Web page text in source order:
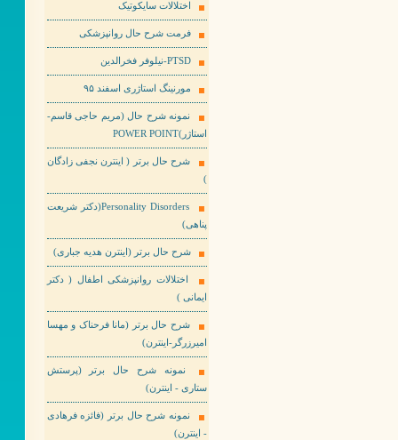
اختلالات سایکوتیک
فرمت شرح حال روانپزشکی
PTSD-نیلوفر فخرالدین
مورنینگ استاژری اسفند ۹۵
نمونه شرح حال (مریم حاجی قاسم-
استاژر)POWER POINT
شرح حال برتر ( اینترن نجفی زادگان
)
Personality Disorders(دکتر شریعت
پناهی)
شرح حال برتر (اینترن هدیه جباری)
اختلالات روانپزشکی اطفال ( دکتر
ایمانی )
شرح حال برتر (مانا فرحناک و مهسا
امیرزرگر-اینترن)
نمونه شرح حال برتر (پرستش
ستاری - اینترن)
نمونه شرح حال برتر (فائزه فرهادی
- اینترن)